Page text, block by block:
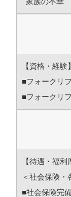
【資格・経験】
■フォークリ
■フォークリ
【待遇・福利
＜社会保険・
■社会保険完